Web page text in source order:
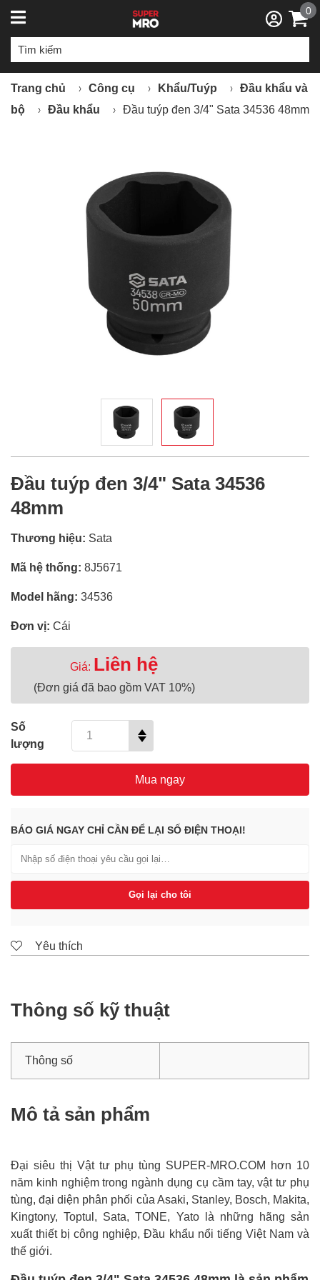
0
Trang chủ Công cụ Khẩu/Tuýp
Đầu khẩu và
bộ
Đầu khẩu Đầu tuýp đen 3/4" Sata 34536 48mm
Đầu tuýp đen 3/4" Sata 34536
48mm
Thương hiệu: Sata
Mã hệ thống: 8J5671
Model hãng: 34536
Đơn vị: Cái
Giá: Liên hệ
(Đơn giá đã bao gồm VAT 10%)
Số
lượng
Mua ngay
BÁO GIÁ NGAY CHỈ CẦN ĐỂ LẠI SỐ ĐIỆN THOẠI!
Gọi lại cho tôi
Yêu thích
Thông số kỹ thuật
Thông số
Mô tả sản phẩm
Đại siêu thị Vật tư phụ tùng SUPER-MRO.COM hơn 10
năm kinh nghiệm trong ngành dụng cụ cầm tay, vật tư phụ
tùng, đại diện phân phối của Asaki, Stanley, Bosch, Makita,
Kingtony, Toptul, Sata, TONE, Yato là những hãng sản
xuất thiết bị công nghiệp, Đầu khẩu nổi tiếng Việt Nam và
thế giới.